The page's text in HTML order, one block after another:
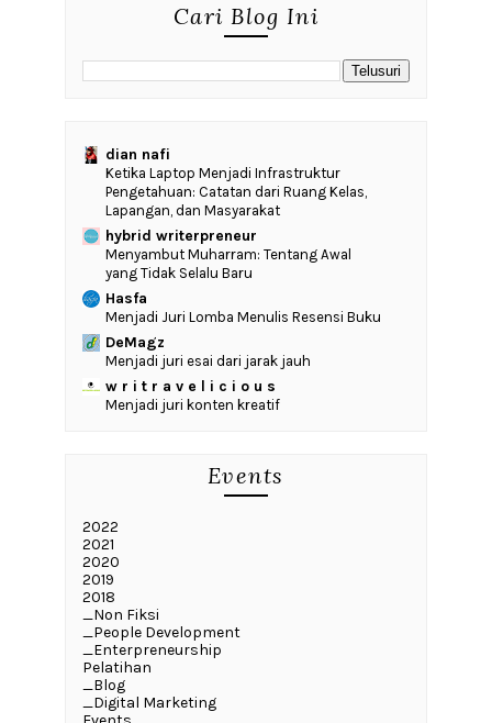
Cari Blog Ini
dian nafi
Ketika Laptop Menjadi Infrastruktur
Pengetahuan: Catatan dari Ruang Kelas,
Lapangan, dan Masyarakat
hybrid writerpreneur
Menyambut Muharram: Tentang Awal
yang Tidak Selalu Baru
Hasfa
Menjadi Juri Lomba Menulis Resensi Buku
DeMagz
Menjadi juri esai dari jarak jauh
w r i t r a v e l i c i o u s
Menjadi juri konten kreatif
Events
2022
2021
2020
2019
2018
_Non Fiksi
_People Development
_Enterpreneurship
Pelatihan
_Blog
_Digital Marketing